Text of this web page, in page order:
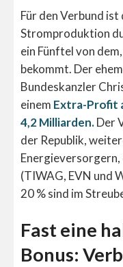
Für den Verbund
Stromproduktion
ein Fünftel von
bekommt. Der
Bundeskanzler
einem Extra-Profit
4,2 Milliarden.Der
der Republik,
(TIWAG, EVN und
20 % sind im
Fast eine
Bonus: